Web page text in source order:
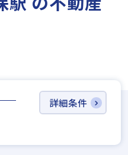
詳細条件